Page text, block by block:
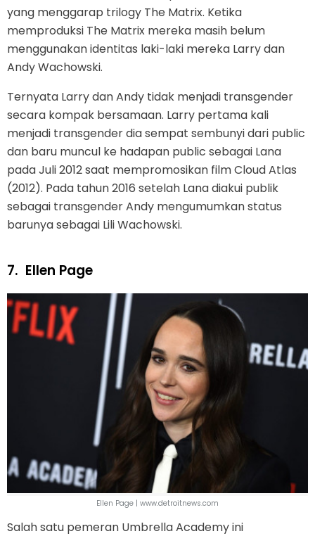
yang menggarap trilogy The Matrix. Ketika
memproduksi The Matrix mereka masih belum
menggunakan identitas laki-laki mereka Larry dan
Andy Wachowski.
Ternyata Larry dan Andy tidak menjadi transgender
secara kompak bersamaan. Larry pertama kali
menjadi transgender dia sempat sembunyi dari public
dan baru muncul ke hadapan public sebagai Lana
pada Juli 2012 saat mempromosikan film Cloud Atlas
(2012). Pada tahun 2016 setelah Lana diakui publik
sebagai transgender Andy mengumumkan status
barunya sebagai Lili Wachowski.
7. Ellen Page
Ellen Page | www.detroitnews.com
Salah satu pemeran Umbrella Academy ini